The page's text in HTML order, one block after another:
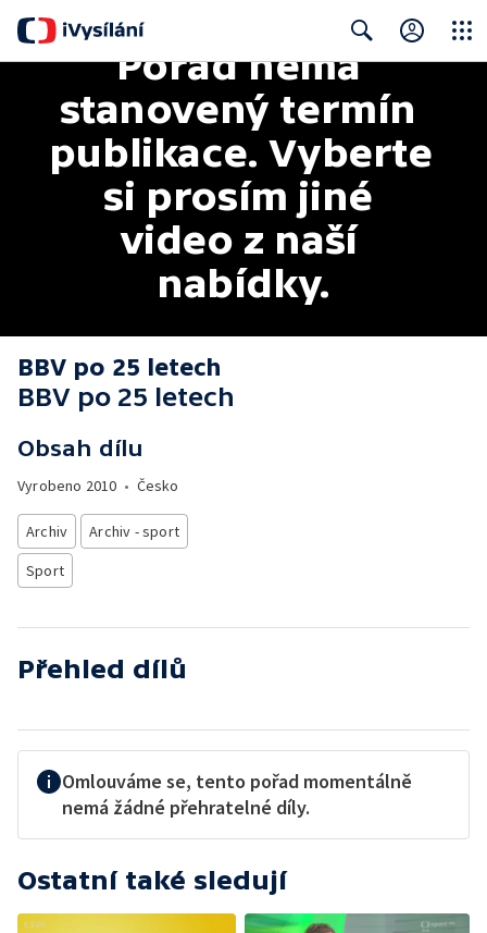
Search
Pořad nemá
stanovený termín
publikace. Vyberte
si prosím jiné
video z naší
nabídky.
BBV po 25 letech
BBV po 25 letech
Obsah dílu
Vyrobeno 2010 • Česko
Archiv
Archiv - sport
Sport
Přehled dílů
Omlouváme se, tento pořad momentálně
nemá žádné přehratelné díly.
Ostatní také sledují